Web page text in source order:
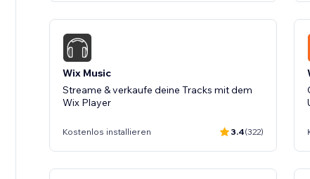
Wix Music
Streame & verkaufe deine Tracks mit dem
Wix Player
Kostenlos installieren 3.4(322)